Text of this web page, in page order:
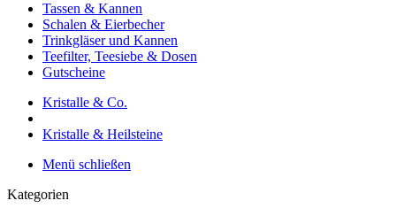
Tassen & Kannen
Schalen & Eierbecher
Trinkgläser und Kannen
Teefilter, Teesiebe & Dosen
Gutscheine
Kristalle & Co.
Kristalle & Heilsteine
Menü schließen
Kategorien